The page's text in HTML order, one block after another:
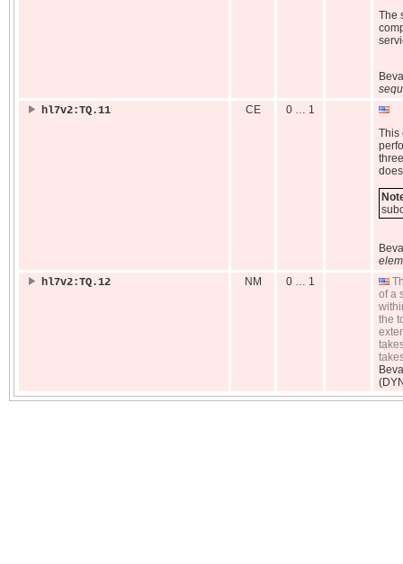
The
hl7v2:TQ.11
CE
0 … 1
This
hl7v2:TQ.12
NM 0 … 1
of a
the